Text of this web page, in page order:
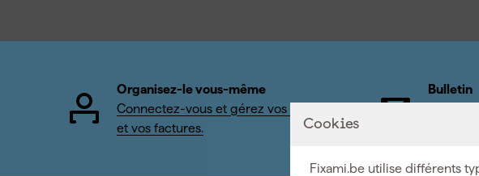
Cookies
Fixami.be utilise différents
Organisez-le vous-même
Connectez-vous et gérez vos commandes
et vos factures.
Bulletin